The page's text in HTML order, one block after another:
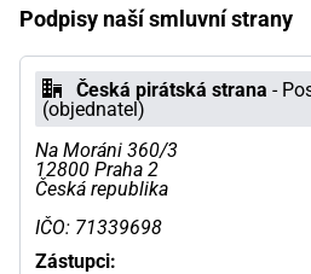
Podpisy naší smluvní strany
Česká pirátská strana -
(objednatel)
Na Moráni 360/3
12800 Praha 2
Česká republika
IČO: 71339698
Zástupci: